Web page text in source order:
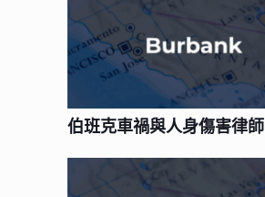
伯班克車禍與人身傷害律師